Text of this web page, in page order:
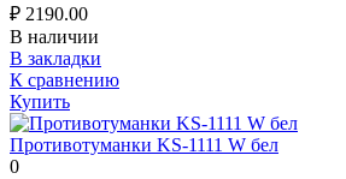
₽ 2190.00
В наличии
В закладки
К сравнению
Купить
Противотуманки KS-1111 W бел
0